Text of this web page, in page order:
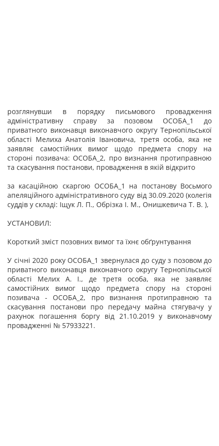
розглянувши в порядку письмового провадження
адміністративну справу за позовом ОСОБА_1 до
приватного виконавця виконавчого округу Тернопільської
області Мелиха Анатолія Івановича, третя особа, яка не
заявляє самостійних вимог щодо предмета спору на
стороні позивача: ОСОБА_2, про визнання протиправною
та скасування постанови, провадження в якій відкрито
за касаційною скаргою ОСОБА_1 на постанову Восьмого
апеляційного адміністративного суду від 30.09.2020 (колегія
суддів у складі: Іщук Л. П., Обрізка І. М., Онишкевича Т. В. ),
УСТАНОВИЛ:
Короткий зміст позовних вимог та їхнє обґрунтування
У січні 2020 року ОСОБА_1 звернулася до суду з позовом до
приватного виконавця виконавчого округу Тернопільської
області Мелих А. І., де третя особа, яка не заявляє
самостійних вимог щодо предмета спору на стороні
позивача - ОСОБА_2, про визнання протиправною та
скасування постанови про передачу майна стягувачу у
рахунок погашення боргу від 21.10.2019 у виконавчому
провадженні № 57933221.